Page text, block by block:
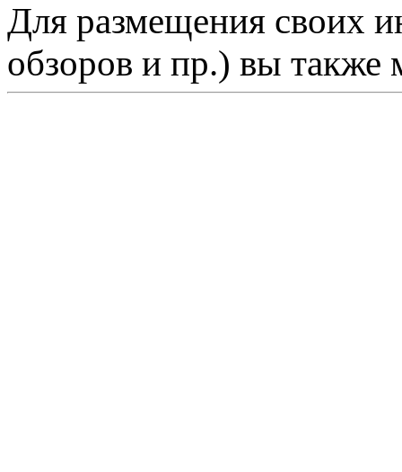
Для размещения своих
обзоров и пр.) вы также